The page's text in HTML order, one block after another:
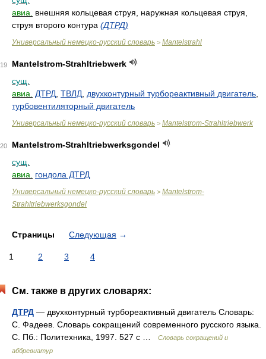
авиа.
внешняя кольцевая струя, наружная кольцевая струя,
струя второго контура (ДТРД)
Универсальный немецко-русский словарь > Mantelstrahl
19
Mantelstrom-Strahltriebwerk
сущ.
авиа.
ДТРД ТВЛД двухконтурный турбореактивный двигатель
турбовентиляторный двигатель
Универсальный немецко-русский словарь > Mantelstrom-Strahltriebwerk
20
Mantelstrom-Strahltriebwerksgondel
сущ.
авиа.
гондола ДТРД
Универсальный немецко-русский словарь > Mantelstrom-
Strahltriebwerksgondel
Страницы Следующая →
1 2 3 4
См. также в других словарях:
ДТРД — двухконтурный турбореактивный двигатель Словарь:
С. Фадеев. Словарь сокращений современного русского языка.
С. Пб.: Политехника, 1997. 527 с …
Словарь сокращений и
аббревиатур